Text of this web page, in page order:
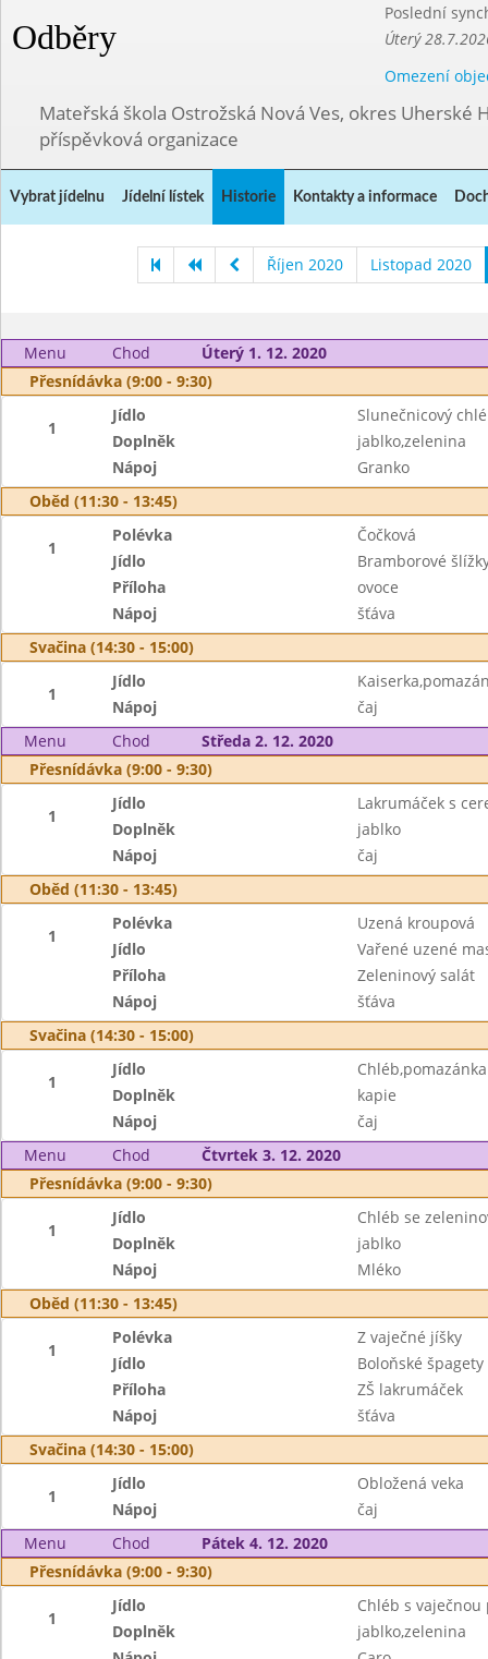
Odběry
Poslední
Úterý
Omezení
Mateřská škola Ostrožská Nová Ves, okres Uherské
příspěvková organizace
Vybrat jídelnu Jídelní lístek Historie Kontakty a informace
Říjen 2020 Listopad 2020
Menu Chod
Úterý 1. 12. 2020
Přesnídávka (9:00 - 9:30)
1
Jídlo
Slunečnicový
Doplněk
jablko,zelenina
Nápoj
Granko
Oběd (11:30 - 13:45)
1
Polévka
Čočková
Jídlo
Bramborové
Příloha
ovoce
Nápoj
šťáva
Svačina (14:30 - 15:00)
1
Jídlo
Nápoj
čaj
Menu
Chod
Středa 2. 12. 2020
Přesnídávka (9:00 - 9:30)
1
Jídlo
Lakrumáček s
Doplněk
jablko
Nápoj
čaj
Oběd (11:30 - 13:45)
1
Polévka
Uzená kroupová
Jídlo
Vařené uzené
Příloha
Zeleninový salát
Nápoj
šťáva
Svačina (14:30 - 15:00)
1
Jídlo
Doplněk
kapie
Nápoj
čaj
Menu
Chod
Čtvrtek 3. 12. 2020
Přesnídávka (9:00 - 9:30)
1
Jídlo
Chléb se
Doplněk
jablko
Nápoj
Mléko
Oběd (11:30 - 13:45)
1
Polévka
Z vaječné jíšky
Jídlo
Boloňské
Příloha
ZŠ lakrumáček
Nápoj
šťáva
Svačina (14:30 - 15:00)
1
Jídlo
Obložená veka
Nápoj
čaj
Menu
Chod
Pátek 4. 12. 2020
Přesnídávka (9:00 - 9:30)
1
Jídlo
Chléb s vaječnou
Doplněk
jablko,zelenina